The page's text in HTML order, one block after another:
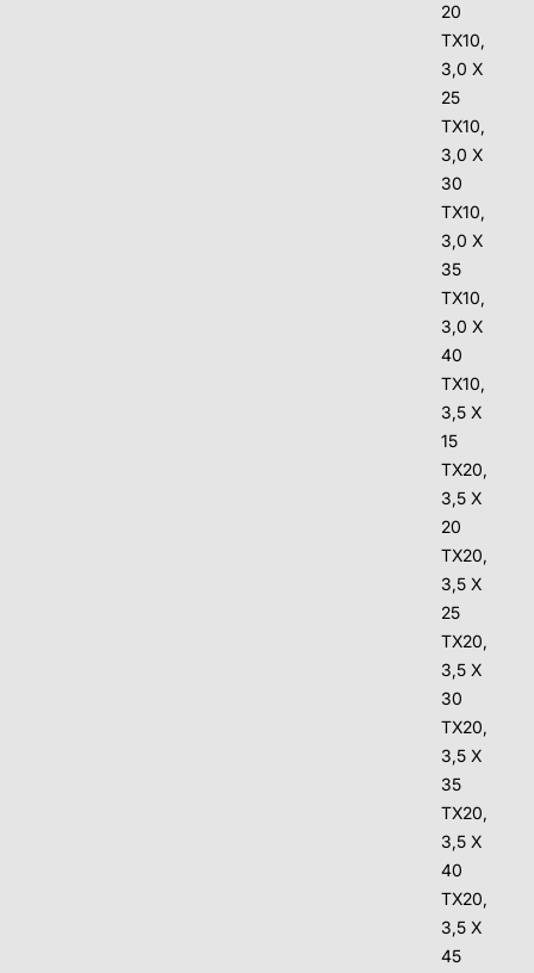
20
TX10,
3,0 X
25
TX10,
3,0 X
30
TX10,
3,0 X
35
TX10,
3,0 X
40
TX10,
3,5 X
15
TX20,
3,5 X
20
TX20,
3,5 X
25
TX20,
3,5 X
30
TX20,
3,5 X
35
TX20,
3,5 X
40
TX20,
3,5 X
45